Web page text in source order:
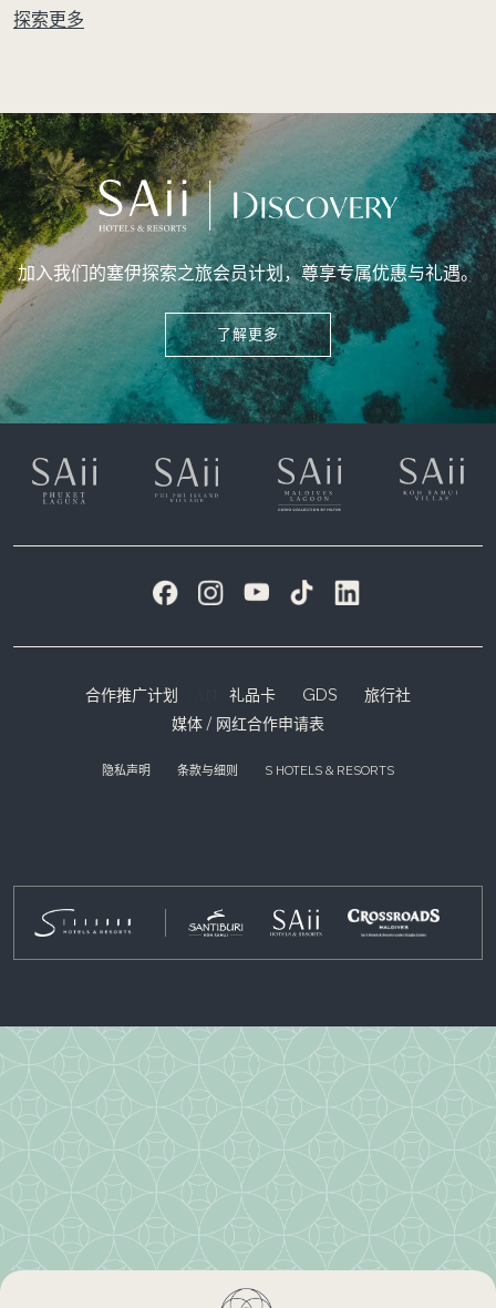
探索更多
加入我们的塞伊探索之旅会员计划，尊享专属优惠与礼遇。
了解更多
合作推广计划 礼品卡 GDS
旅行社
媒体 / 网红合作申请表
隐私声明 条款与细则 S HOTELS & RESORTS